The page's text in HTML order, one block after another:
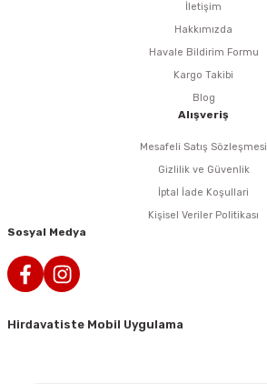
İletişim
Hakkımızda
Havale Bildirim Formu
Kargo Takibi
Blog
Alışveriş
Mesafeli Satış Sözleşmesi
Gizlilik ve Güvenlik
İptal İade Koşullari
Kişisel Veriler Politikası
Sosyal Medya
Hirdavatiste Mobil Uygulama